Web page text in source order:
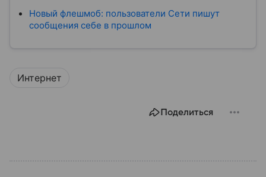
Новый флешмоб: пользователи Cети пишут
сообщения себе в прошлом
Интернет
Поделиться